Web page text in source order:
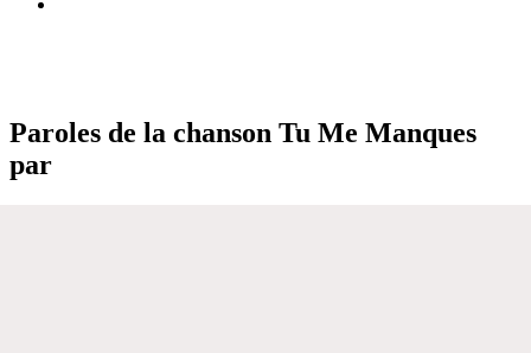
Paroles de la chanson Tu Me Manques
par